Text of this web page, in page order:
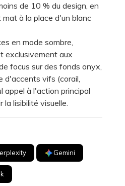
de 10 % du design, en
à la place d'un blanc
en mode sombre,
exclusivement aux
focus sur des fonds onyx,
d'accents vifs (corail,
appel à l'action principal
la lisibilité visuelle.
Gemini